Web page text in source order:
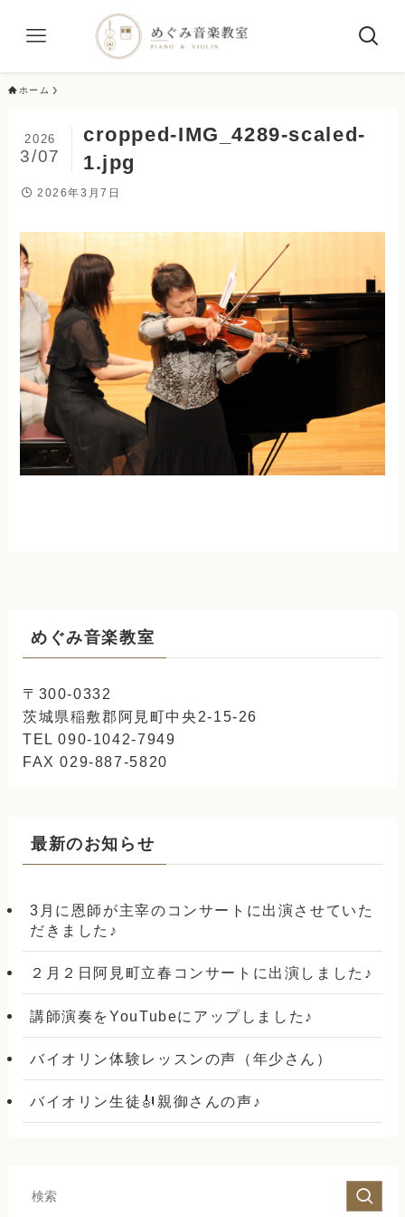
ホーム
cropped-IMG_4289-scaled-
1.jpg
2026
3/07
2026年3月7日
めぐみ音楽教室
〒300-0332
茨城県稲敷郡阿見町中央2-15-26
TEL 090-1042-7949
FAX 029-887-5820
最新のお知らせ
3月に恩師が主宰のコンサートに出演させていた
だきました♪
２月２日阿見町立春コンサートに出演しました♪
講師演奏をYouTubeにアップしました♪
バイオリン体験レッスンの声（年少さん）
バイオリン生徒🎻親御さんの声♪